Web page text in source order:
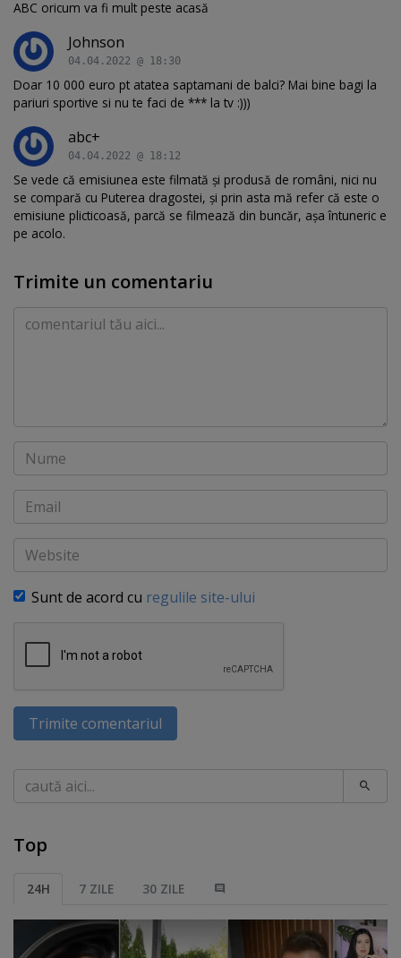
ABC oricum va fi mult peste acasă
Johnson
04.04.2022 @ 18:30
Doar 10 000 euro pt atatea saptamani de balci? Mai bine bagi la
pariuri sportive si nu te faci de *** la tv :)))
abc+
04.04.2022 @ 18:12
Se vede că emisiunea este filmată și produsă de români, nici nu
se compară cu Puterea dragostei, și prin asta mă refer că este o
emisiune plicticoasă, parcă se filmează din buncăr, așa întuneric e
pe acolo.
Trimite un comentariu
Comentariu
Nume
Email
Website
Sunt de acord cu regulile site-ului
Trimite comentariul
Caută
Top
24H 7 ZILE 30 ZILE